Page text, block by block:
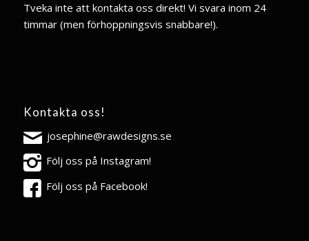
Tveka inte att kontakta oss direkt! Vi svara inom 24
timmar (men förhoppningsvis snabbare!).
Kontakta oss!
josephine@rawdesigns.se
Följ oss på Instagram!
Följ oss på Facebook!